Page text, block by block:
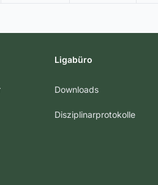
Ligabüro
Downloads
Disziplinarprotokolle